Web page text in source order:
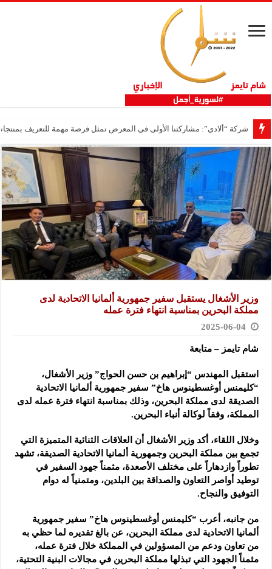
شركة “ألادي”: مشاركتنا الأولى في المعرض تمثل فرصة مهمة للتعريف
وزير الأشغال يستقبل سفير جمهورية ألمانيا الاتحادية لدى
مملكة البحرين بمناسبة انتهاء فترة عمله
2025-06-04
شام تايمز – متابعة
استقبل المهندس “إبراهيم بن حسن الحواج” وزير الأشغال،
“كليمنس أوغسطينوس هاخ” سفير جمهورية ألمانيا الاتحادية
الصديقة لدى مملكة البحرين، وذلك بمناسبة انتهاء فترة عمله لدى
المملكة، وفقاً لوكالة أنباء البحرين.
وخلال اللقاء، أكد وزير الأشغال أن العلاقات الثنائية المتميزة التي
تجمع بين مملكة البحرين وجمهورية ألمانيا الاتحادية الصديقة، تشهد
تطوراً وازدهاراً على مختلف الأصعدة، مثمناً جهود السفير في
توطيد أواصر التعاون والصداقة بين البلدين، ومتمنياً له دوام
التوفيق والنجاح.
من جانبه، أعرب “كليمنس أوغسطينوس هاخ” سفير جمهورية
ألمانيا الاتحادية لدى مملكة البحرين، عن بالغ تقديره لما حظي به
من تعاون ودعم من المسؤولين في المملكة خلال فترة عمله،
مثمناً الجهود التي تبذلها مملكة البحرين في مجالات البنية التحتية،